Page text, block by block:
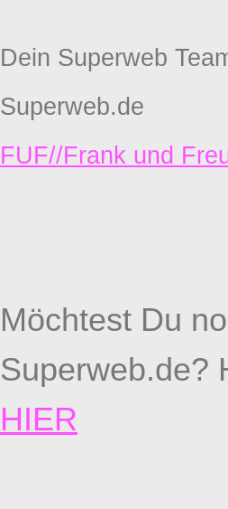
Dein Superweb
Superweb.de
FUF//Frank und
Möchtest Du
Superweb.de?
HIER